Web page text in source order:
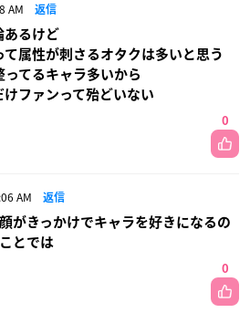
AM 返信
あるけど
て属性が刺さるオタクは多いと思う
てるキャラ多いから
ファンって殆どいない
0
AM 返信
がきっかけでキャラを好きになるの
とでは
0